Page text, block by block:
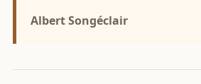
Albert Songéclair